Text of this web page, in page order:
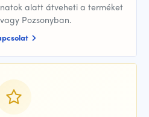
alatt átveheti a terméket
Pozsonyban.